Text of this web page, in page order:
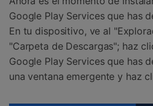
Google Play Services que has
En tu dispositivo, ve al
"Carpeta de Descargas"; haz
Google Play Services que has
una ventana emergente y haz